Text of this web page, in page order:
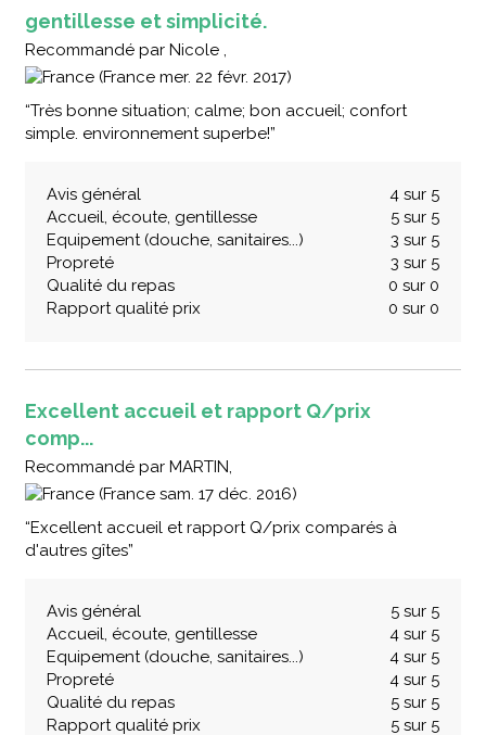
gentillesse et simplicité.
Recommandé par Nicole ,
(France mer. 22 févr. 2017)
“Très bonne situation; calme; bon accueil; confort
simple. environnement superbe!”
Avis général
4 sur 5
Accueil, écoute, gentillesse
5 sur 5
Equipement (douche, sanitaires...)
3 sur 5
Propreté
3 sur 5
Qualité du repas
0 sur 0
Rapport qualité prix
0 sur 0
Excellent accueil et rapport Q/prix
comp...
Recommandé par MARTIN,
(France sam. 17 déc. 2016)
“Excellent accueil et rapport Q/prix comparés à
d'autres gîtes”
Avis général
5 sur 5
Accueil, écoute, gentillesse
4 sur 5
Equipement (douche, sanitaires...)
4 sur 5
Propreté
4 sur 5
Qualité du repas
5 sur 5
Rapport qualité prix
5 sur 5